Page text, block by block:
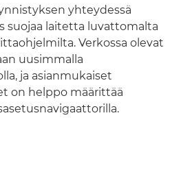
yhteydessä
suojaa laitetta luvattomalta
Verkossa olevat
uusimmalla
ja asianmukaiset
on helppo määrittää